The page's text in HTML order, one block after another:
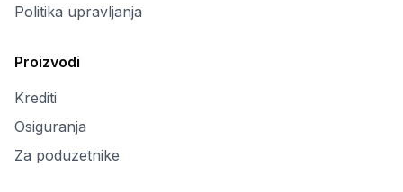
Politika upravljanja
Proizvodi
Krediti
Osiguranja
Za poduzetnike